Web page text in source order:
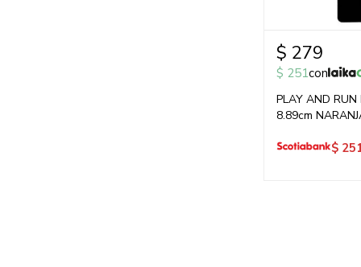
$ 279
$ 251con
PLAY AND RUN
8.89cm
$